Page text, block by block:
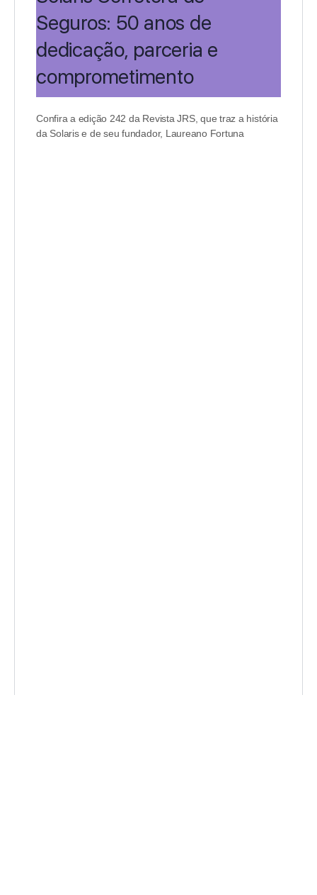
Seguros: 50 anos de
dedicação, parceria e
comprometimento
Confira a edição 242 da Revista JRS, que traz a história
da Solaris e de seu fundador, Laureano Fortuna